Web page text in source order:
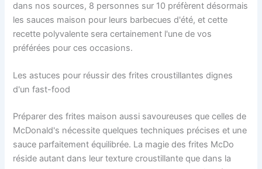
dans nos sources, 8 personnes sur 10 préfèrent désormais
les sauces maison pour leurs barbecues d'été, et cette
recette polyvalente sera certainement l'une de vos
préférées pour ces occasions.
Les astuces pour réussir des frites croustillantes dignes
d'un fast-food
Préparer des frites maison aussi savoureuses que celles de
McDonald's nécessite quelques techniques précises et une
sauce parfaitement équilibrée. La magie des frites McDo
réside autant dans leur texture croustillante que dans la